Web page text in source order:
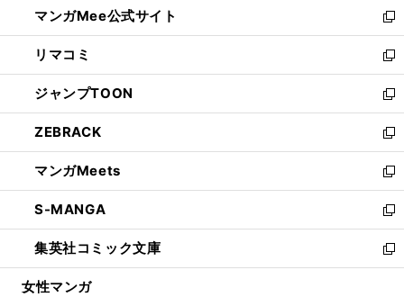
く
ド
ウ
で
開
く
ィ
ン
ド
ウ
で
開
く
い
ウ
ィ
ン
ド
ウ
で
開
く
マンガMee公式サイト
新
し
い
ウ
ィ
ン
ド
ウ
で
開
く
リマコミ
新
し
い
ウ
ィ
ン
ド
ウ
で
開
く
ジャンプTOON
新
し
い
ウ
ィ
ン
ド
ウ
で
開
ZEBRACK
新
し
い
ウ
ィ
ン
ド
ウ
マンガMeets
新
し
い
ウ
ィ
ン
S-MANGA
新
し
い
ウ
集英社コミック文庫
新
し
女性マンガ